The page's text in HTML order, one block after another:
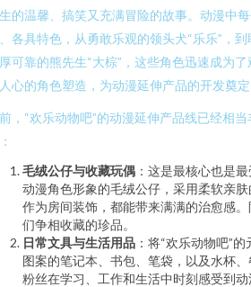
的温馨、搞笑又充满冒险的故事。动漫中
各具特色，从勇敢乐观的领头犬“乐乐”，
可靠的熊先生“大棕”，这些角色迅速成为
心的角色塑造，为动漫延伸产品的开发奠定
，“欢乐动物吧”的动漫延伸产品线已经相
毛绒公仔与收藏玩偶 ：这是最核心也是
动漫角色形象的毛绒公仔，采用柔软亲
作为房间装饰，都能带来满满的治愈感
们争相收藏的珍品。
日常文具与生活用品 ：将“欢乐动物吧”
图案的笔记本、书包、笔袋，以及水杯
粉丝在学习、工作和生活中时刻感受到动